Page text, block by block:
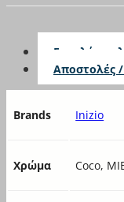
42-44
GALAXY
John Mc Klein
KOTA
Mad Box
Επιπλέον
Αποστολές
Brands Inizio
Χρώμα Coco,